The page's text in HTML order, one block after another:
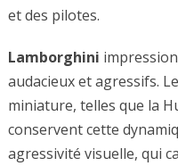
et des pilotes.
Lamborghini
audacieux et agressifs.
miniature, telles que la
conservent cette
agressivité visuelle, qui